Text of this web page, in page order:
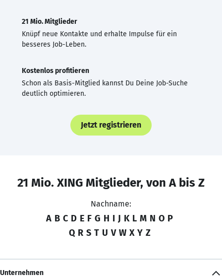
21 Mio. Mitglieder
Knüpf neue Kontakte und erhalte Impulse für ein
besseres Job-Leben.
Kostenlos profitieren
Schon als Basis-Mitglied kannst Du Deine Job-Suche
deutlich optimieren.
Jetzt registrieren
21 Mio. XING Mitglieder, von A bis Z
Nachname:
A B C D E F G H I J K L M N O P
Q R S T U V W X Y Z
Unternehmen